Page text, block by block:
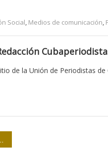
Social, Medios de comunicación,
de la Unión de Periodistas de